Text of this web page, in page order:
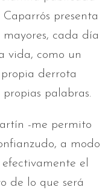
presenta
cada día
vida, como un
derrota
propias palabras.
-me permito
a modo
efectivamente el
de lo que será